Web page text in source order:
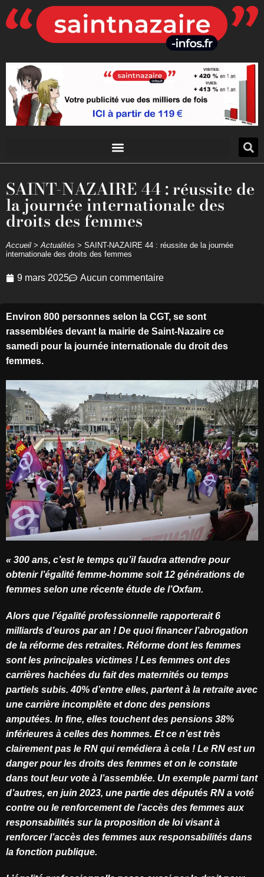
SAINT-NAZAIRE 44 : réussite de
la journée internationale des
droits des femmes
Accueil >Actualités > SAINT-NAZAIRE 44 : réussite de la journée
internationale des droits des femmes
9 mars 2025 Aucun commentaire
Environ 800 personnes selon la CGT, se sont
rassemblées devant la mairie de Saint-Nazaire ce
samedi pour la journée internationale du droit des
femmes.
« 300 ans, c’est le temps qu’il faudra attendre pour
obtenir l’égalité femme-homme soit 12 générations de
femmes selon une récente étude de l’Oxfam.
Alors que l’égalité professionnelle rapporterait 6
milliards d’euros par an ! De quoi financer l’abrogation
de la réforme des retraites. Réforme dont les femmes
sont les principales victimes ! Les femmes ont des
carrières hachées du fait des maternités ou temps
partiels subis. 40% d’entre elles, partent à la retraite avec
une carrière incomplète et donc des pensions
amputées. In fine, elles touchent des pensions 38%
inférieures à celles des hommes. Et ce n’est très
clairement pas le RN qui remédiera à cela ! Le RN est un
danger pour les droits des femmes et on le constate
dans tout leur vote à l’assemblée. Un exemple parmi tant
d’autres, en juin 2023, une partie des députés RN a voté
contre ou le renforcement de l’accès des femmes aux
responsabilités sur la proposition de loi visant à
renforcer l’accès des femmes aux responsabilités dans
la fonction publique.